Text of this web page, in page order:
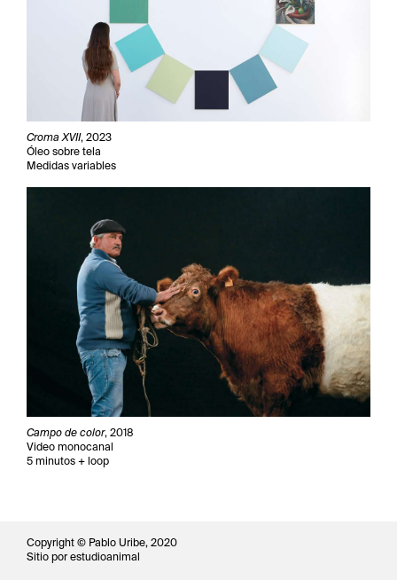
Croma XVII, 2023
Óleo sobre tela
Medidas variables
Campo de color, 2018
Video monocanal
5 minutos + loop
Copyright © Pablo Uribe, 2020
Sitio por estudioanimal